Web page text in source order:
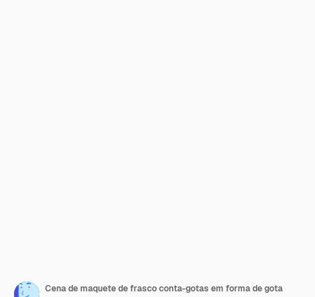
Cena de maquete de frasco conta-gotas em forma de gota